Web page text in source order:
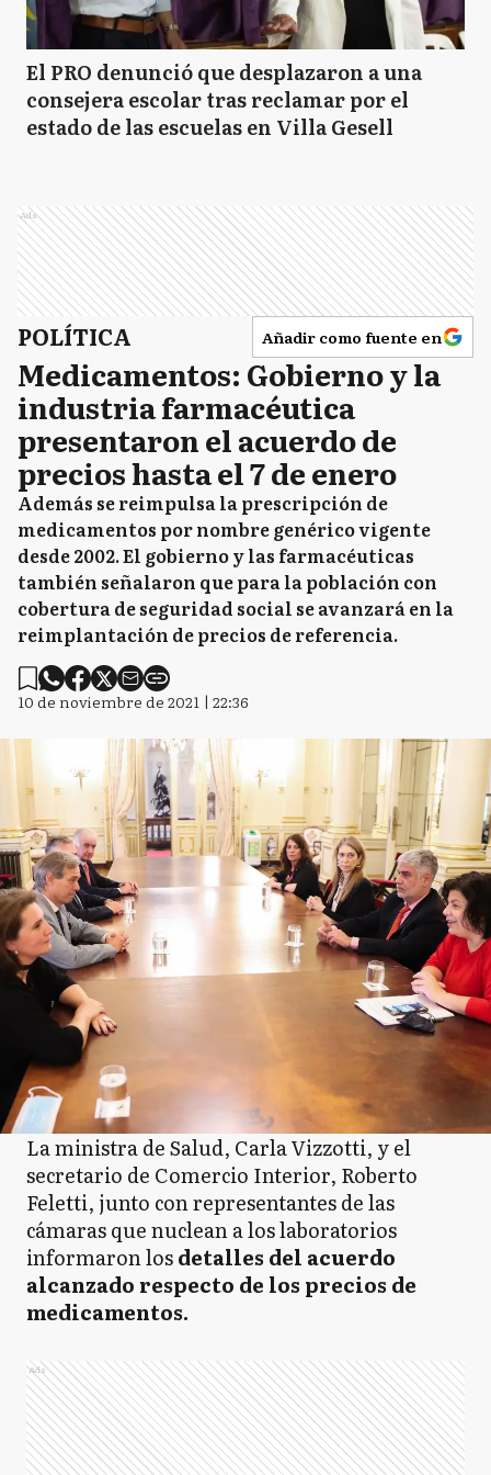
El PRO denunció que desplazaron a una
consejera escolar tras reclamar por el
estado de las escuelas en Villa Gesell
Ads
POLÍTICA Añadir como fuente en
Medicamentos: Gobierno y la
industria farmacéutica
presentaron el acuerdo de
precios hasta el 7 de enero
Además se reimpulsa la prescripción de
medicamentos por nombre genérico vigente
desde 2002. El gobierno y las farmacéuticas
también señalaron que para la población con
cobertura de seguridad social se avanzará en la
reimplantación de precios de referencia.
10 de noviembre de 2021 | 22:36
La ministra de Salud, Carla Vizzotti, y el
secretario de Comercio Interior, Roberto
Feletti, junto con representantes de las
cámaras que nuclean a los laboratorios
informaron losdetalles del acuerdo
alcanzado respecto de los precios de
medicamentos.
Ads